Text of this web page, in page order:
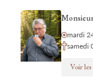
mardi
samedi
Voir